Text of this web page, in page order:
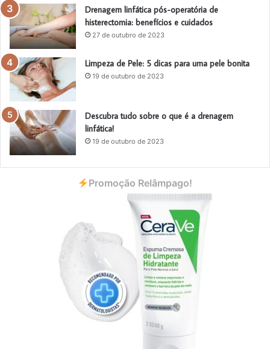
Drenagem linfática pós-operatória de
histerectomia: benefícios e cuidados
27 de outubro de 2023
Limpeza de Pele: 5 dicas para uma pele bonita
19 de outubro de 2023
Descubra tudo sobre o que é a drenagem
linfática!
19 de outubro de 2023
Promoção Relâmpago!